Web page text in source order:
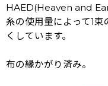
HAED(Heaven and
糸の使用量によって1
くしています。
布の縁かがり済み。